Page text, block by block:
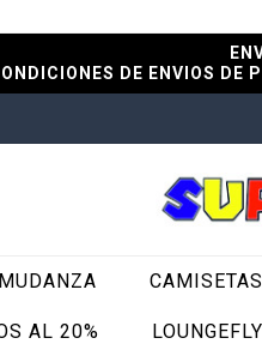
DE ENVIOS DE
CAMISETAS
AL 20% LOUNGEFLY